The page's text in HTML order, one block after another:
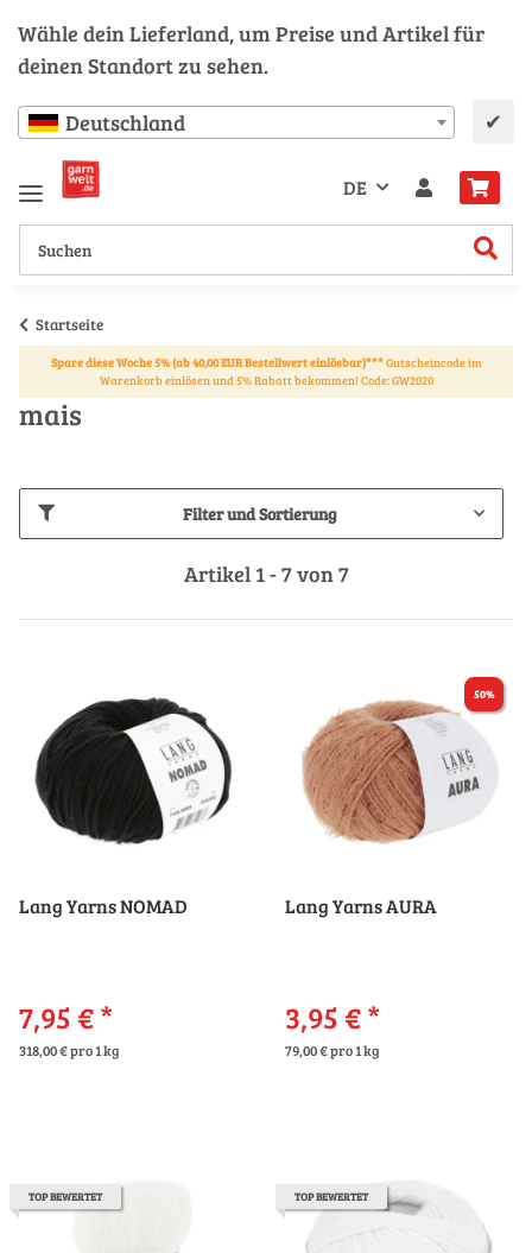
Wähle dein Lieferland, um Preise und Artikel für
deinen Standort zu sehen.
Deutschland ✔
DE
Startseite
Spare diese Woche 5% (ab 40,00 EUR Bestellwert einlösbar)***Gutscheincode im
Warenkorb einlösen und 5% Rabatt bekommen! Code: GW2020
mais
Filter und Sortierung
Artikel 1 - 7 von 7
Lang Yarns NOMAD
7,95 €*
318,00 € pro 1 kg
50%
Lang Yarns AURA
3,95 €*
79,00 € pro 1 kg
TOP BEWERTET TOP BEWERTET